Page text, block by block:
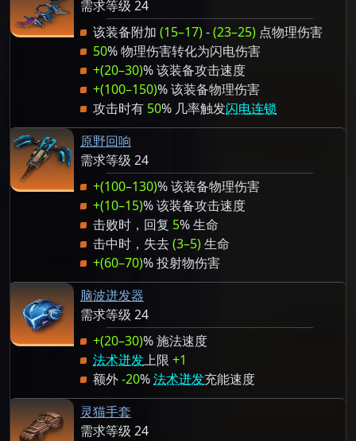
需求等级 24
该装备附加 (15–17)-(23–25) 点物理伤害
50% 物理伤害转化为闪电伤害
+(20–30)% 该装备攻击速度
+(100–150)% 该装备物理伤害
攻击时有 50% 几率触发闪电连锁
原野回响
需求等级 24
+(100–130)% 该装备物理伤害
+(10–15)% 该装备攻击速度
击败时，回复 5% 生命
击中时，失去(3–5)生命
+(60–70)% 投射物伤害
脑波迸发器
需求等级 24
+(20–30)% 施法速度
法术迸发上限 +1
额外-20%法术迸发充能速度
灵猫手套
需求等级 24